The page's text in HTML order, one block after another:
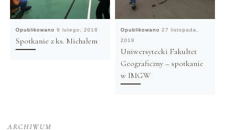
Opublikowano 9 lutego, 2018
Spotkanie z ks. Michałem
Opublikowano 27 listopada,
2019
Uniwersytecki Fakultet
Geograficzny – spotkanie
w IMGW
ARCHIWUM